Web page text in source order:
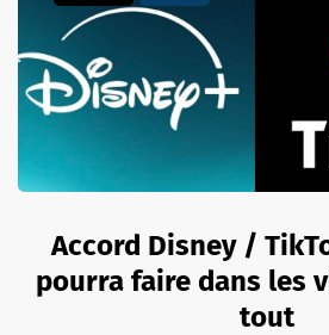
Accord Disney /
pourra faire dans les
tout